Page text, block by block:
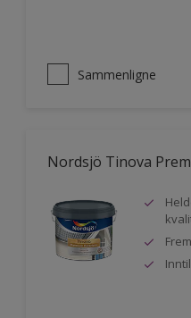
Sammenligne
Nordsjö Tinova